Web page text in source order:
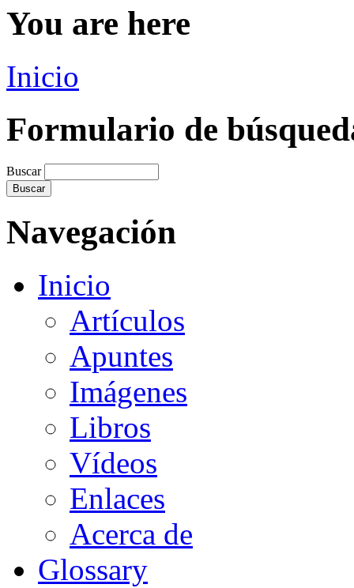
You are here
Inicio
Formulario de
Buscar
Navegación
Inicio
Artículos
Apuntes
Imágenes
Libros
Vídeos
Enlaces
Acerca de
Glossary